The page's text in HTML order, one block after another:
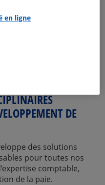
DE
des solutions
pour toutes nos
comptable,
de la paie.
en ligne